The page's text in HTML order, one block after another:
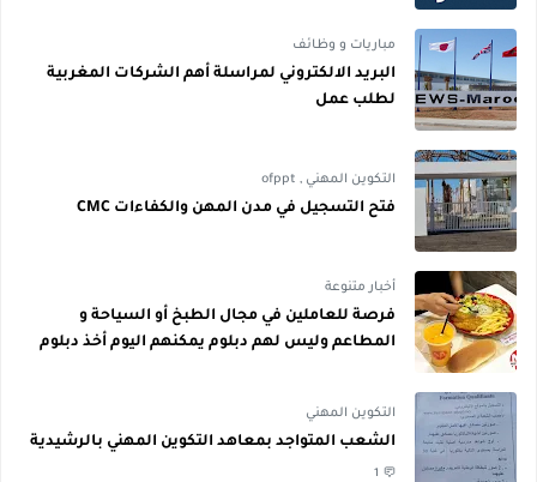
مباريات و وظائف
البريد الالكتروني لمراسلة أهم الشركات المغربية
لطلب عمل
التكوين المهني ,
ofppt
فتح التسجيل في مدن المهن والكفاءات CMC
أخبار متنوعة
فرصة للعاملين في مجال الطبخ أو السياحة و
المطاعم وليس لهم دبلوم يمكنهم اليوم أخذ دبلوم
التكوين المهني
الشعب المتواجد بمعاهد التكوين المهني بالرشيدية
1